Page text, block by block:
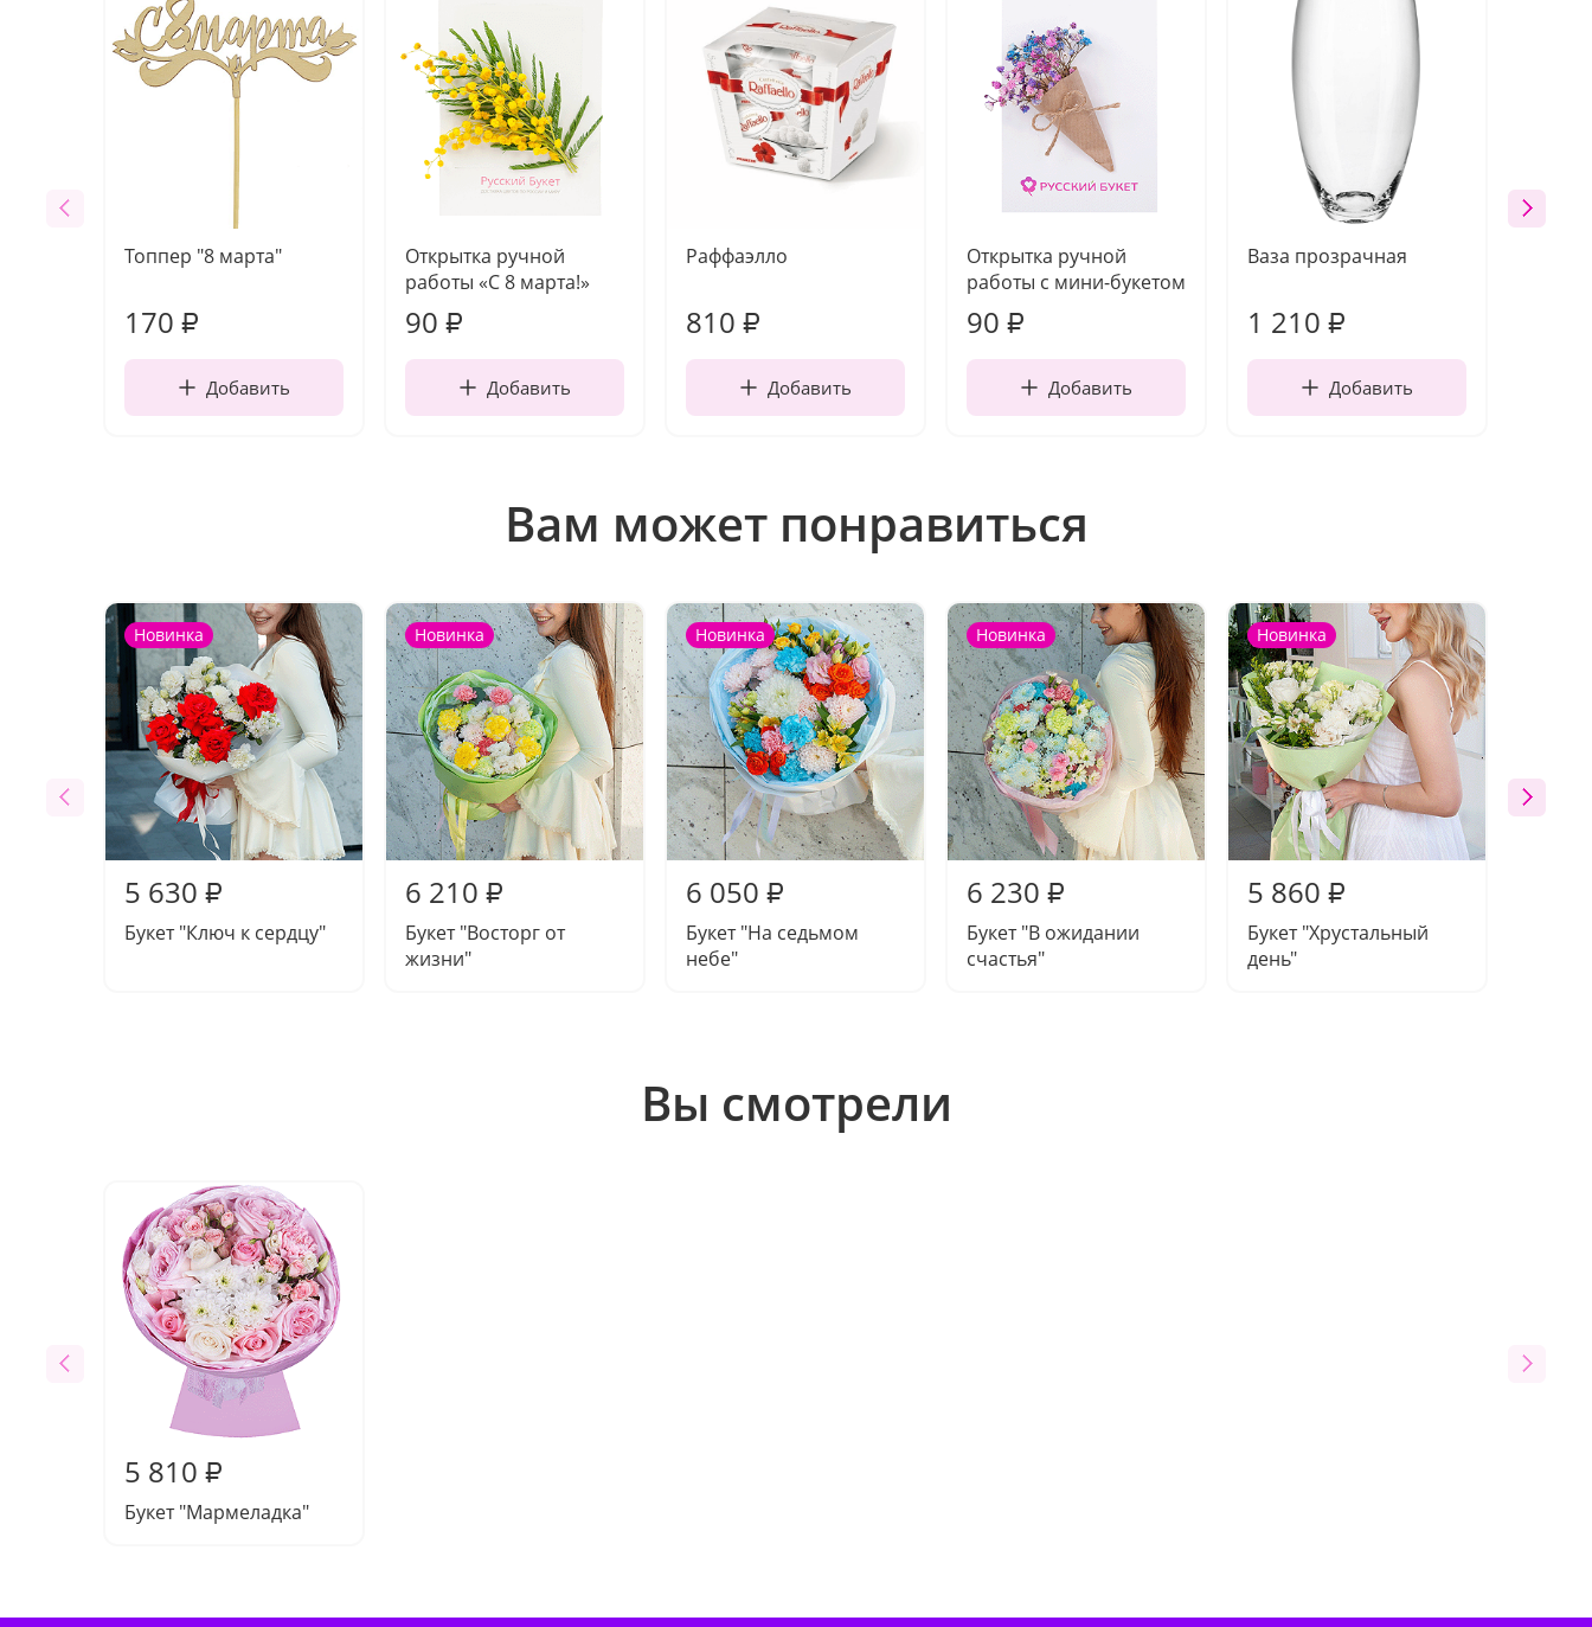
Топпер "8 марта"
170 ₽
Добавить
Открытка ручной
работы «С 8 марта!»
90 ₽
Добавить
Раффаэлло
810 ₽
Добавить
Открытка ручной
работы с мини-букетом
90 ₽
Добавить
Ваза прозрачная
1 210 ₽
Добавить
Вам может понравиться
Новинка
5 630 ₽
Букет "Ключ к сердцу"
Новинка
6 210 ₽
Букет "Восторг от
жизни"
Новинка
6 050 ₽
Букет "На седьмом
небе"
Новинка
6 230 ₽
Букет "В ожидании
счастья"
Новинка
5 860 ₽
Букет "Хрустальный
день"
Вы смотрели
5 810 ₽
Букет "Мармеладка"